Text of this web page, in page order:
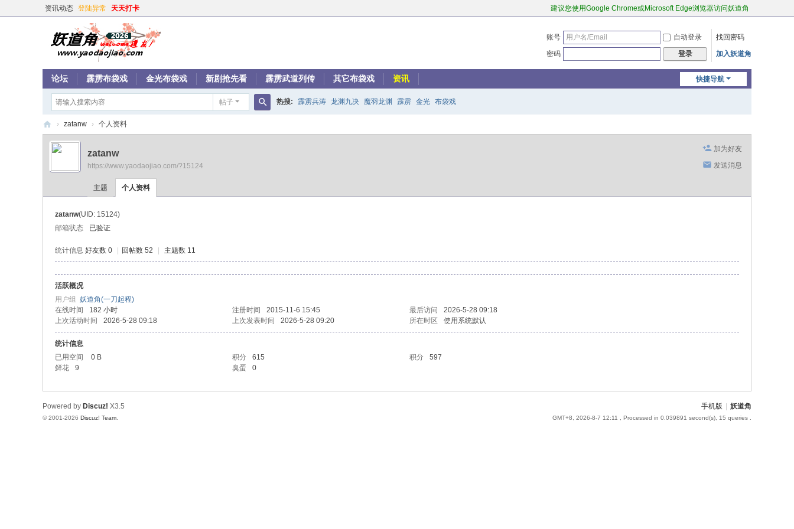
资讯动态 登陆异常 天天打卡 建议您使用Google Chrome或Microsoft Edge浏览器访问妖道角
账号 自动登录
找回密码
密码
登录 加入妖道角
快捷导航
论坛 霹雳布袋戏 金光布袋戏 新剧抢先看 霹雳武道列传 其它布袋戏 资讯
帖子
索
热搜: 霹雳兵涛 龙渊九决 魔羽龙渊 霹雳 金光 布袋戏
妖
角
› zatanw › 个人资料
加为好友
发送消息
zatanw
https://www.yaodaojiao.com/?15124
主题 个人资料
zatanw(UID: 15124)
邮箱状态
已验证
统计信息 好友数 0 回帖数 52 主题数 11
活跃概况
用户组 妖道角(一刀起程)
在线时间
182 小时 注册时间 2015-11-6 15:45 最后访问
2026-5-28 09:18
上次活动时间
2026-5-28 09:18 上次发表时间 2026-5-28 09:20 所在时区 使用系统默认
统计信息
已用空间
0 B 积分 615 积分
597
鲜花
9 臭蛋 0
手机版 妖道角
GMT+8, 2026-8-7 12:11 , Processed in 0.039891 second(s), 15 queries .
Powered by Discuz! X3.5
© 2001-2026 Discuz! Team